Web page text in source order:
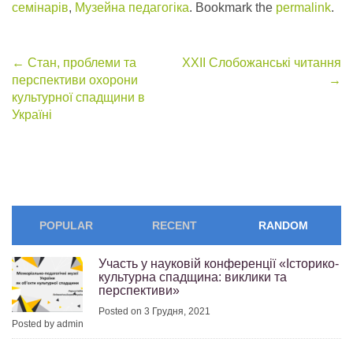
семінарів, Музейна педагогіка. Bookmark the permalink.
Post
navigation
← Стан, проблеми та
перспективи охорони
культурної спадщини в
Україні
XXII Слобожанські читання
→
POPULAR RECENT RANDOM
Участь у науковій конференції «Історико-
культурна спадщина: виклики та
перспективи»
Posted on 3 Грудня, 2021
Posted by admin